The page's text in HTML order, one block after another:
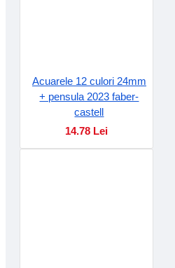
Acuarele 12 culori 24mm
+ pensula 2023 faber-
castell
14.78 Lei